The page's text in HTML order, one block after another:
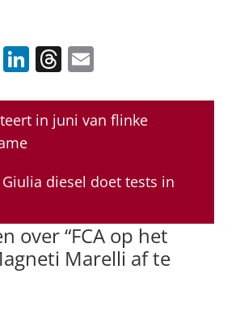
X Li
k
e
n
T
re
a
s
ai
l
in juni van flinke
diesel doet tests in
over “FCA op het
Marelli af te